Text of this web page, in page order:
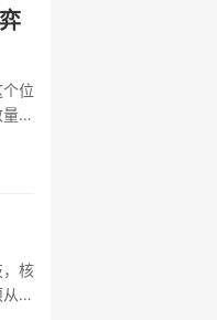
位
量
流
核
思